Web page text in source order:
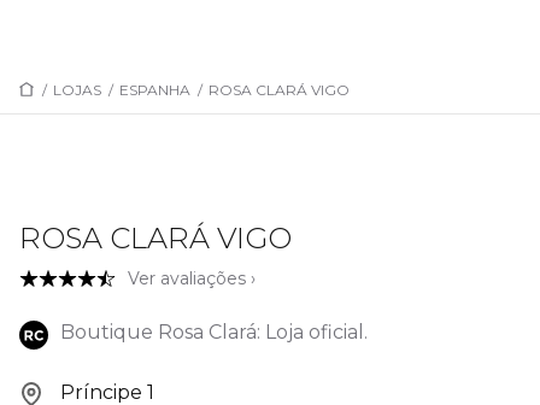
/ LOJAS / ESPANHA / ROSA CLARÁ VIGO
ROSA CLARÁ VIGO
Ver avaliações ›
Boutique Rosa Clará: Loja oficial.
Príncipe 1